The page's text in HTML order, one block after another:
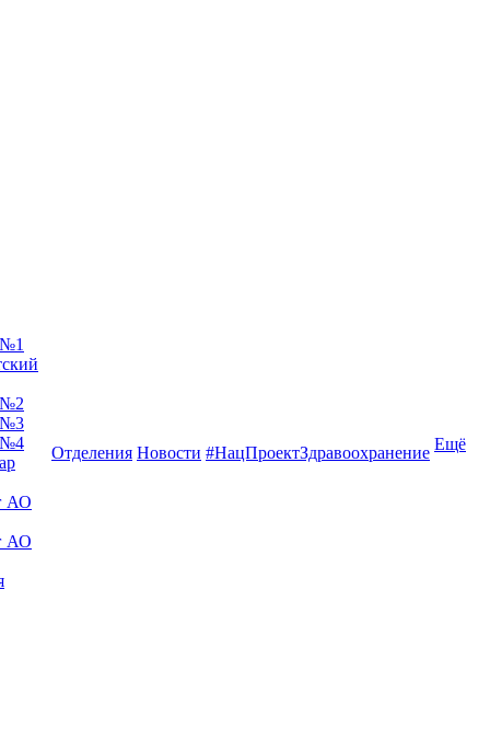
№2
№3
№4
АО
АО
Отделения Новости #НацПроектЗдравоохранение Ещё